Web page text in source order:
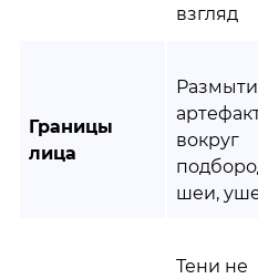
взгляд
Границы
лица
вокруг
шеи,
Тени не